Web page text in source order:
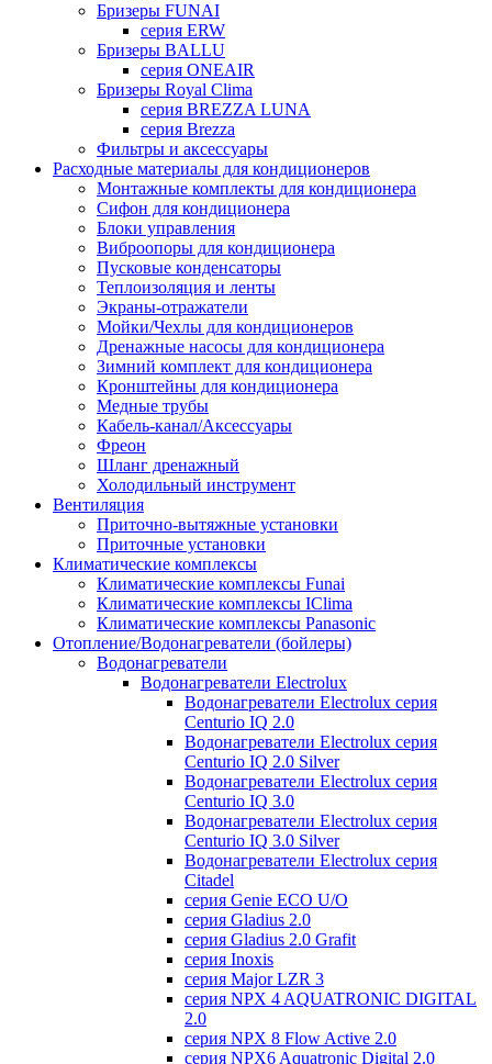
Бризеры FUNAI
серия ERW
Бризеры BALLU
серия ONEAIR
Бризеры Royal Clima
серия BREZZA LUNA
серия Brezza
Фильтры и аксессуары
Расходные материалы для кондиционеров
Монтажные комплекты для кондиционера
Сифон для кондиционера
Блоки управления
Виброопоры для кондиционера
Пусковые конденсаторы
Теплоизоляция и ленты
Экраны-отражатели
Мойки/Чехлы для кондиционеров
Дренажные насосы для кондиционера
Зимний комплект для кондиционера
Кронштейны для кондиционера
Медные трубы
Кабель-канал/Аксессуары
Фреон
Шланг дренажный
Холодильный инструмент
Вентиляция
Приточно-вытяжные установки
Приточные установки
Климатические комплексы
Климатические комплексы Funai
Климатические комплексы IClima
Климатические комплексы Panasonic
Отопление/Водонагреватели (бойлеры)
Водонагреватели
Водонагреватели Electrolux
Водонагреватели Electrolux серия
Centurio IQ 2.0
Водонагреватели Electrolux серия
Centurio IQ 2.0 Silver
Водонагреватели Electrolux серия
Centurio IQ 3.0
Водонагреватели Electrolux серия
Centurio IQ 3.0 Silver
Водонагреватели Electrolux серия
Citadel
серия Genie ECO U/О
серия Gladius 2.0
серия Gladius 2.0 Grafit
серия Inoxis
серия Major LZR 3
серия NPX 4 AQUATRONIC DIGITAL
2.0
серия NPX 8 Flow Active 2.0
серия NPX6 Aquatronic Digital 2.0